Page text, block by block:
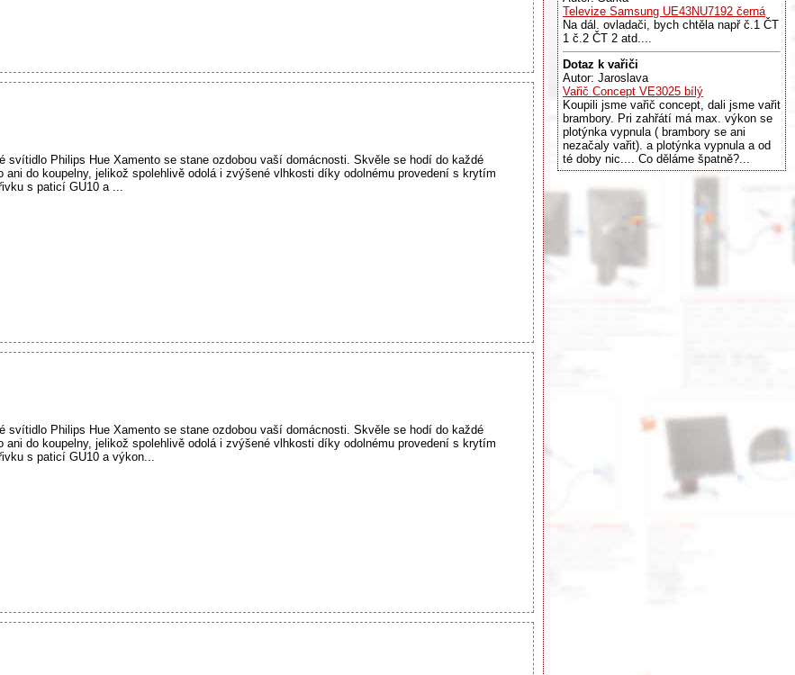
svítidlo Philips Hue Xamento se stane ozdobou vaší domácnosti. Skvěle se hodí do každé
do koupelny, jelikož spolehlivě odolá i zvýšené vlhkosti díky odolnému provedení s krytím
s paticí GU10 a ...
svítidlo Philips Hue Xamento se stane ozdobou vaší domácnosti. Skvěle se hodí do každé
do koupelny, jelikož spolehlivě odolá i zvýšené vlhkosti díky odolnému provedení s krytím
s paticí GU10 a výkon...
Televize Samsung UE43NU7192 černá
Na dál. ovladači, bych chtěla např č.1 ČT
1 č.2 ČT 2 atd....
Dotaz k vařiči
Autor: Jaroslava
Vařič Concept VE3025 bílý
Koupili jsme vařič concept, dali jsme vařit
brambory. Pri zahřátí má max. výkon se
plotýnka vypnula ( brambory se ani
nezačaly vařit). a plotýnka vypnula a od
té doby nic.... Co děláme špatně?...